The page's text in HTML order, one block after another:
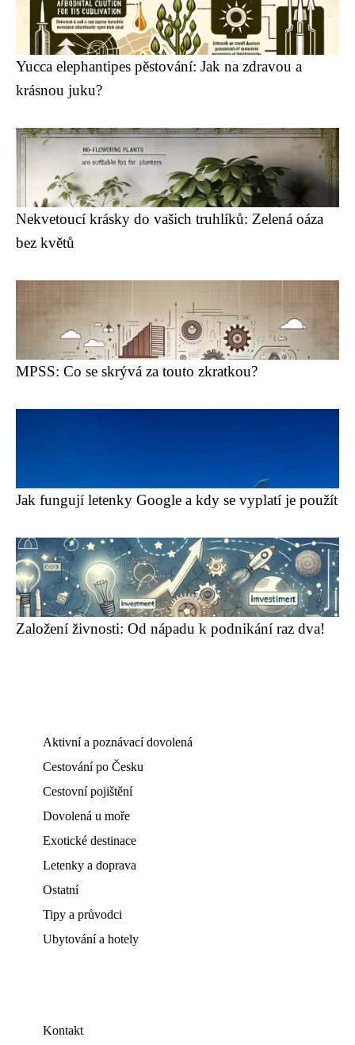
Yucca elephantipes pěstování: Jak na zdravou a
krásnou juku?
Nekvetoucí krásky do vašich truhlíků: Zelená oáza
bez květů
MPSS: Co se skrývá za touto zkratkou?
Jak fungují letenky Google a kdy se vyplatí je použít
Založení živnosti: Od nápadu k podnikání raz dva!
Aktivní a poznávací dovolená
Cestování po Česku
Cestovní pojištění
Dovolená u moře
Exotické destinace
Letenky a doprava
Ostatní
Tipy a průvodci
Ubytování a hotely
Kontakt